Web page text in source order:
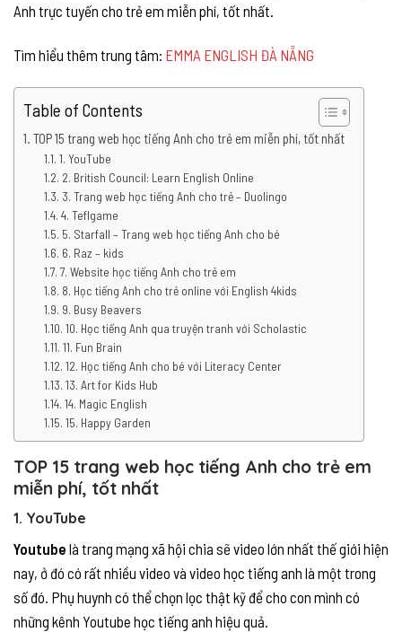
Anh trực tuyến cho trẻ em miễn phí, tốt nhất.
Tìm hiểu thêm trung tâm: EMMA ENGLISH ĐÀ NẴNG
Table of Contents
TOP 15 trang web học tiếng Anh cho trẻ em miễn phí, tốt nhất
1. YouTube
2. British Council: Learn English Online
3. Trang web học tiếng Anh cho trẻ – Duolingo
4. Teflgame
5. Starfall – Trang web học tiếng Anh cho bé
6. Raz – kids
7. Website học tiếng Anh cho trẻ em
8. Học tiếng Anh cho trẻ online với English 4kids
9. Busy Beavers
10. Học tiếng Anh qua truyện tranh với Scholastic
11. Fun Brain
12. Học tiếng Anh cho bé với Literacy Center
13. Art for Kids Hub
14. Magic English
15. Happy Garden
TOP 15 trang web học tiếng Anh cho trẻ em
miễn phí, tốt nhất
1. YouTube
Youtube là trang mạng xã hội chia sẽ video lớn nhất thế giới hiện
nay, ở đó có rất nhiều video và video học tiếng anh là một trong
số đó. Phụ huynh có thể chọn lọc thật kỹ để cho con mình có
những kênh Youtube học tiếng anh hiệu quả.